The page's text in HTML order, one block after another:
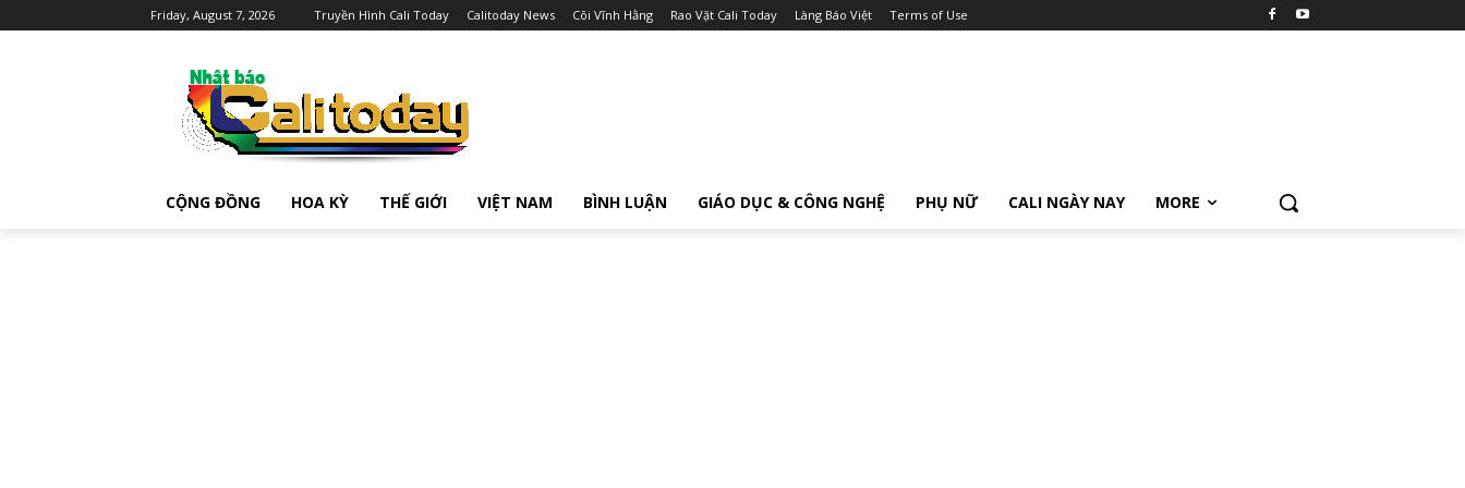
Friday, August 7, 2026 Truyền Hình Cali Today Calitoday News Cõi Vĩnh Hằng Rao Vặt Cali Today Làng Báo Việt Terms of Use
CỘNG ĐỒNG HOA KỲ THẾ GIỚI VIỆT NAM BÌNH LUẬN GIÁO DỤC & CÔNG NGHỆ PHỤ NỮ CALI NGÀY NAY MORE